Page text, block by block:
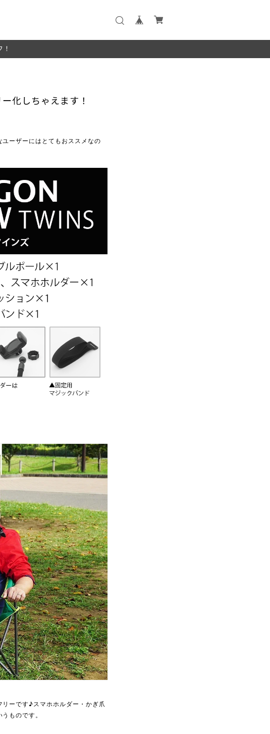
化しちゃえます！
ーザーにはとてもおススメなの
ーです♪スマホホルダー・かぎ爪
ものです。